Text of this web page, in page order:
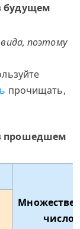
будущем
поэтому
прочищать,
прошедшем
число